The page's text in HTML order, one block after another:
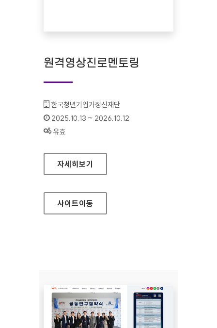
원격영상진로멘토링
기관명 :
한국청년기업가정신재단
인증기간 :
2025.10.13 ~ 2026.10.12
상태 :
유효
원격영상진로멘토링
자세히보기
사이트이동